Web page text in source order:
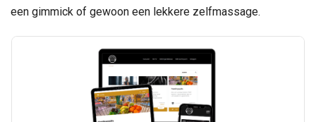
een gimmick of gewoon een lekkere zelfmassage.